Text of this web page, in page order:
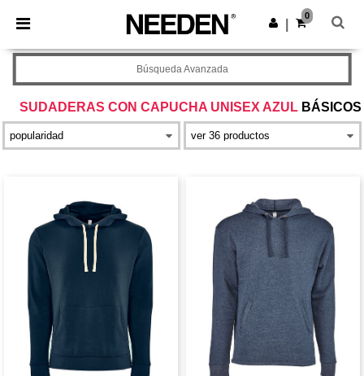
× App de Needen
¡Mejores precios en app!
Descargar app
0
SUDADERAS CON CAPUCHA UNISEX AZUL BÁSICOS
Búsqueda Avanzada